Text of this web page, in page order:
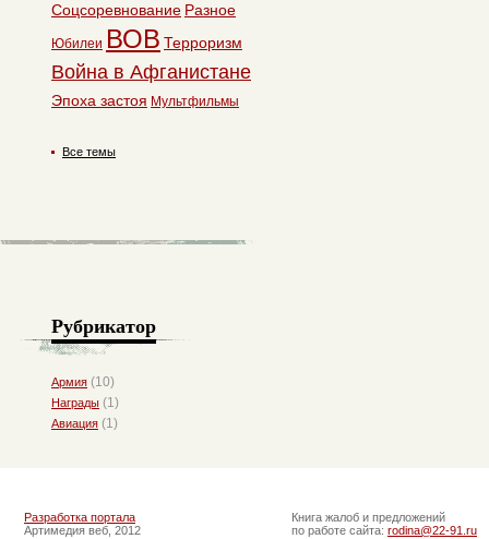
Соцсоревнование Разное
Юбилеи ВОВ Терроризм
Война в Афганистане
Эпоха застоя Мультфильмы
Все темы
Рубрикатор
Армия (10)
Награды (1)
Авиация (1)
Разработка портала
Артимедия веб, 2012
Книга жалоб и предложений
по работе сайта: rodina@22-91.ru